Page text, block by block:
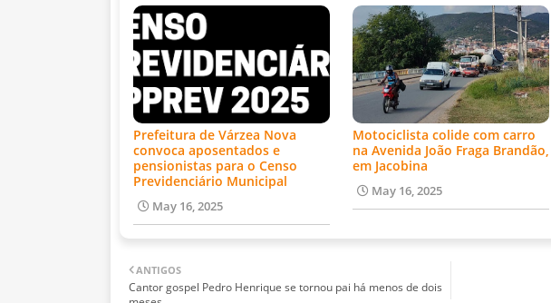
Prefeitura de Várzea Nova
convoca aposentados e
pensionistas para o Censo
Previdenciário Municipal
May 16, 2025
Motociclista colide com carro
na Avenida João Fraga Brandão,
em Jacobina
May 16, 2025
ANTIGOS
Cantor gospel Pedro Henrique se tornou pai há menos de dois